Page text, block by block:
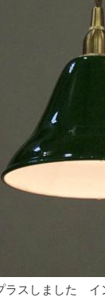
ラスしました イ